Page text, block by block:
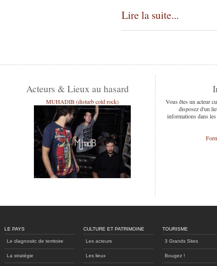
Lire la suite...
Acteurs & Lieux au hasard
MUHADIB (disturb cold rock)
Vous êtes un acteur
disposez d'un
informations dans
LE PAYS
Le diagnositc de territoire
La stratégie
CULTURE ET PATRIMOINE
Les acteurs
Les lieux
TOURISME
3 Grands Sites
Bougez !